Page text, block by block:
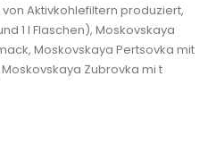
Aktivkohlefiltern produziert,
1 l Flaschen), Moskovskaya
Moskovskaya Pertsovka mit
Zubrovka mi t